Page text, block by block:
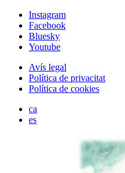
Instagram
Facebook
Bluesky
Youtube
Avís legal
Política de privacitat
Política de cookies
ca
es